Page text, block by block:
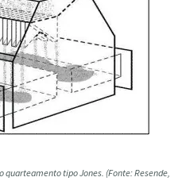
quarteamento tipo Jones. (Fonte: Resende,